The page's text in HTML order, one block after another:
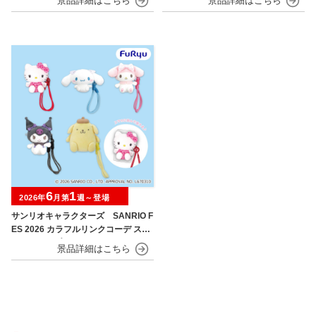
サンリオキャラクターズ SANRIO F
ES 2026 カラフルリンクコーデ スマ
ホストラップ
2026年6月第1週～登場